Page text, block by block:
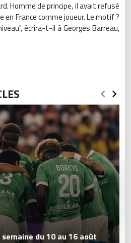
Homme de principe, il avait refusé
en France comme joueur. Le motif ?
écrira-t-il à Georges Barreau,
du 10 au 16 août